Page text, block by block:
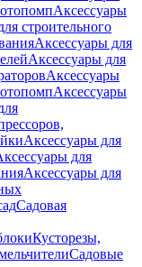
Аксессуары
строительного
Аксессуары для
Аксессуары для
Аксессуары
Аксессуары
Аксессуары для
для
Аксессуары для
Садовая
Кусторезы,
Садовые